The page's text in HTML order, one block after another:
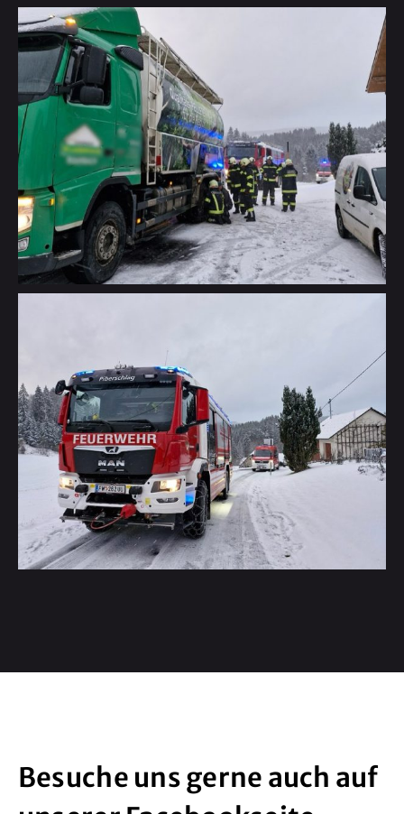
Besuche uns gerne auch auf